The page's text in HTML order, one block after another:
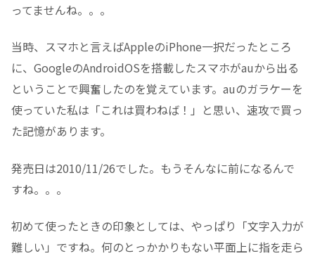
ってませんね。。。
当時、スマホと言えばAppleのiPhone一択だったところ
に、GoogleのAndroidOSを搭載したスマホがauから出る
ということで興奮したのを覚えています。auのガラケーを
使っていた私は「これは買わねば！」と思い、速攻で買っ
た記憶があります。
発売日は2010/11/26でした。もうそんなに前になるんで
すね。。。
初めて使ったときの印象としては、やっぱり「文字入力が
難しい」ですね。何のとっかかりもない平面上に指を走ら